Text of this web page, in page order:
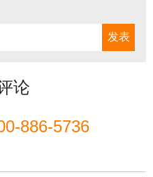
论
886-5736